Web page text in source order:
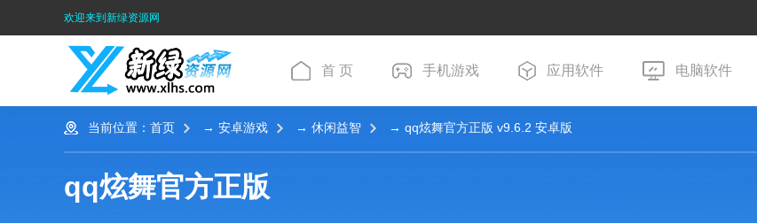
欢迎来到新绿资源网
首 页 手机游戏 应用软件 电脑软件
当前位置： 首页 → 安卓游戏 → 休闲益智 → qq炫舞官方正版 v9.6.2 安卓版
qq炫舞官方正版